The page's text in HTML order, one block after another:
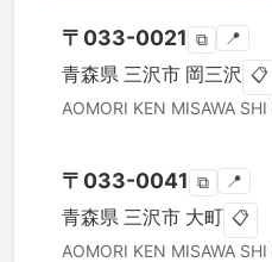
〒 033-0021 ⧉ 📍
青森県 三沢市 岡三沢 📋
AOMORI KEN MISAWA SHI
〒 033-0041 ⧉ 📍
青森県 三沢市 大町 📋
AOMORI KEN MISAWA SHI